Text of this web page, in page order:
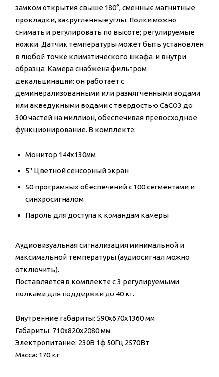
замком открытия свыше 180°, сменные магнитные
прокладки, закругленные углы. Полки можно
снимать и регулировать по высоте; регулируемые
ножки. Датчик температуры может быть установлен
в любой точке климатического шкафа; и внутри
образца. Камера снабжена фильтром
декальцинации; он работает с
деминерализованными или размягченными водами
или акведукными водами с твердостью CaCO3 до
300 частей на миллион, обеспечивая превосходное
функционирование. В комплекте:
Монитор 144x130мм
5'' Цветной сенсорный экран
50 програмных обеспечений с 100 сегментами и
синхросигналoм
Пароль для доступа к командам камеры
Аудиовизуальная сигнализация минимальной и
максимальной температуры (аудиосигнал можно
отключить).
Поставляется в комплекте с 3 регулируемыми
полками для поддержки до 40 кг.
Внутренние габариты: 590x670x1360 мм
Габариты: 710x820x2080 мм
Электропитание: 230В 1ф 50Гц 2570Вт
Масса: 170 кг